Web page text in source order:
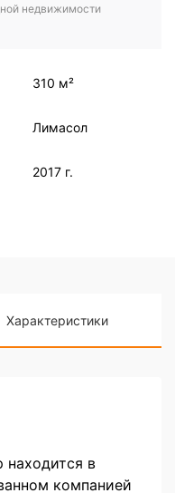
недвижимости
310 м²
Лимасол
2017 г.
Характеристики
находится в
компанией